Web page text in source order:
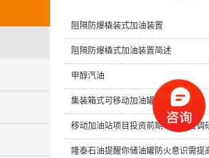
阻隔防爆橇装式加油装置
阻隔防爆橇式加油装置简述
甲醇汽油
集装箱式可移动加油罐介绍
移动加油站项目投资前期市场深度
隆泰石油提醒你储油罐防火意识需